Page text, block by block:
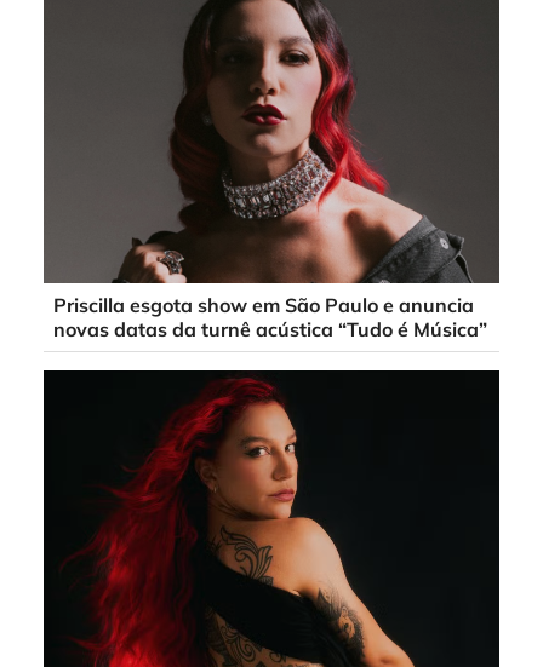
Priscilla esgota show em São Paulo e anuncia
novas datas da turnê acústica “Tudo é Música”